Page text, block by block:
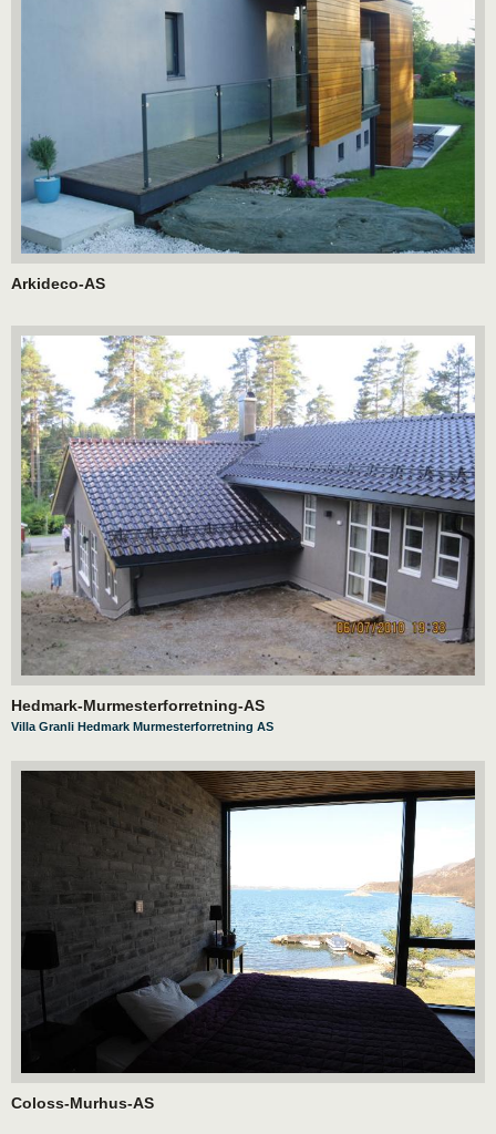
Arkideco-AS
Hedmark-Murmesterforretning-AS
Villa Granli Hedmark Murmesterforretning AS
Coloss-Murhus-AS